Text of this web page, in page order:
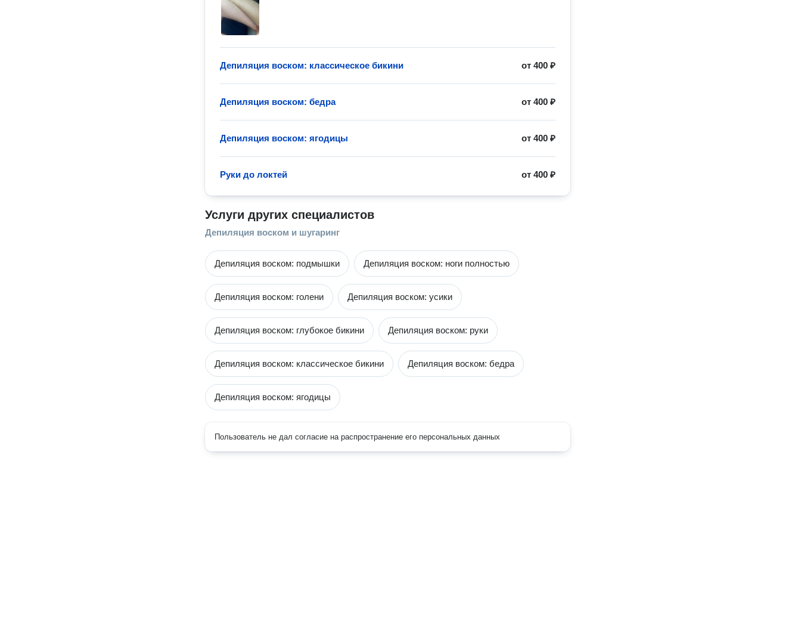
от400 ₽
Депиляция воском: классическое бикини
от400 ₽
Депиляция воском: бедра
от400 ₽
Депиляция воском: ягодицы
от400 ₽
Руки до локтей
Услуги других специалистов
Депиляция воском и шугаринг
Депиляция воском: подмышки Депиляция воском: ноги полностью
Депиляция воском: голени Депиляция воском: усики
Депиляция воском: глубокое бикини Депиляция воском: руки
Депиляция воском: классическое бикини Депиляция воском: бедра
Депиляция воском: ягодицы
Пользователь не дал согласие на распространение его персональных данных